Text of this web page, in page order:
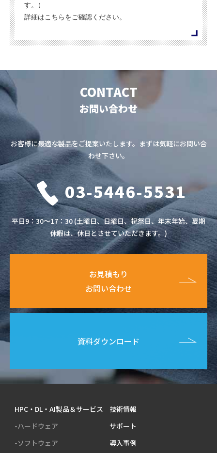
す。）
詳細はこちらをご確認ください。
CONTACT
お問い合わせ
お客様に最適な製品をご提案いたします。まずは気軽にお問い合
わせ下さい。
03-5446-5531
平日9：30～17：30 (土曜日、日曜日、祝祭日、年末年始、夏期
休暇は、休日とさせていただきます。)
お見積もり
お問い合わせ
資料ダウンロード
HPC・DL・AI製品＆サービス
-ハードウェア
-ソフトウェア
技術情報
サポート
導入事例